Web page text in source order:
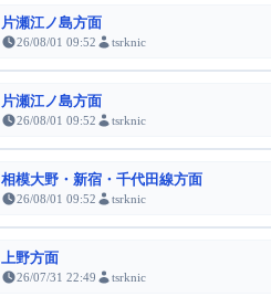
片瀬江ノ島方面
26/08/01 09:52 tsrknic
片瀬江ノ島方面
26/08/01 09:52 tsrknic
相模大野・新宿・千代田線方面
26/08/01 09:52 tsrknic
上野方面
26/07/31 22:49 tsrknic